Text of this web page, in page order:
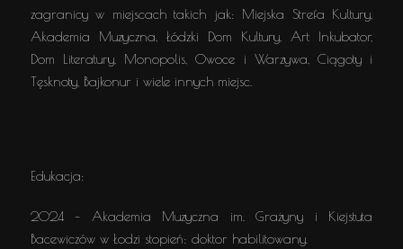
zagranicy w miejscach takich jak: Miejska Strefa Kultury,
Akademia Muzyczna, Łódzki Dom Kultury, Art Inkubator,
Dom Literatury, Monopolis, Owoce i Warzywa, Ciągoty i
Tęsknoty, Bajkonur i wiele innych miejsc.
Edukacja:
2024 – Akademia Muzyczna im. Grażyny i Kiejstuta
Bacewiczów w Łodzi stopień: doktor habilitowany.